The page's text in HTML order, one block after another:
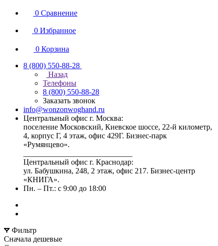
0 Сравнение
0 Избранное
0 Корзина
8 (800) 550-88-28
Назад
Телефоны
8 (800) 550-88-28
Заказать звонок
info@wonzonwoghand.ru
Центральный офис г. Москва:
поселение Московский, Киевское шоссе, 22-й километр,
4, корпус Г, 4 этаж, офис 429Г. Бизнес-парк
«Румянцево».
Центральный офис г. Краснодар:
ул. Бабушкина, 248, 2 этаж, офис 217. Бизнес-центр
«КНИГА».
Пн. – Пт.: с 9:00 до 18:00
Фильтр
Сначала дешевые